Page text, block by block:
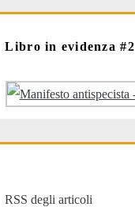
Libro in evidenza #2
RSS degli articoli